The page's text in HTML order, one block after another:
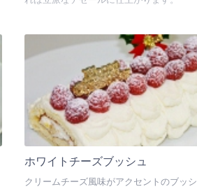
ホワイトチーズブッシュ
クリームチーズ風味がアクセントのブッシ